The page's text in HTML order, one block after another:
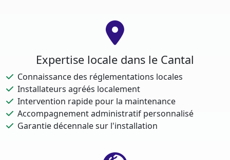
Expertise locale dans le Cantal
Connaissance des réglementations locales
Installateurs agréés localement
Intervention rapide pour la maintenance
Accompagnement administratif personnalisé
Garantie décennale sur l'installation